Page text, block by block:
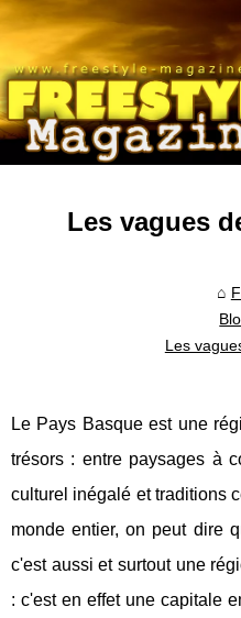
Les vagues
Les
Le Pays Basque est une
trésors : entre paysages à
culturel inégalé et traditions
monde entier, on peut dire
c'est aussi et surtout une
: c'est en effet une capitale